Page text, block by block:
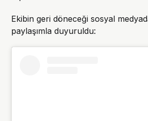
Ekibin geri döneceği sosyal
paylaşımla duyuruldu: